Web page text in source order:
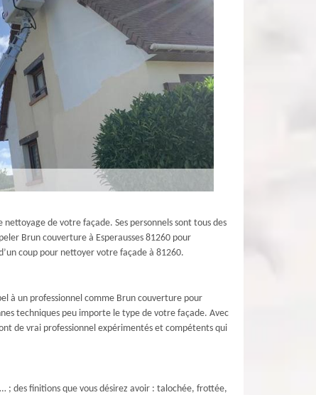
de votre façade. Ses personnels sont tous des
Brun couverture à Esperausses 81260 pour
coup pour nettoyer votre façade à 81260.
à un professionnel comme Brun couverture pour
techniques peu importe le type de votre façade. Avec
de vrai professionnel expérimentés et compétents qui
; des finitions que vous désirez avoir : talochée, frottée,